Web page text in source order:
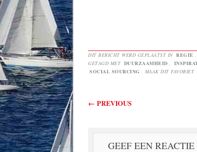
DIT BERICHT WERD GEPLAATST IN REGIE
GETAGD MET DUURZAAMHEID
SOCIAL SOURCING
. MAAK DIT FAVORIET
Berichtnavigatie
← PREVIOUS
GEEF EEN REACTIE